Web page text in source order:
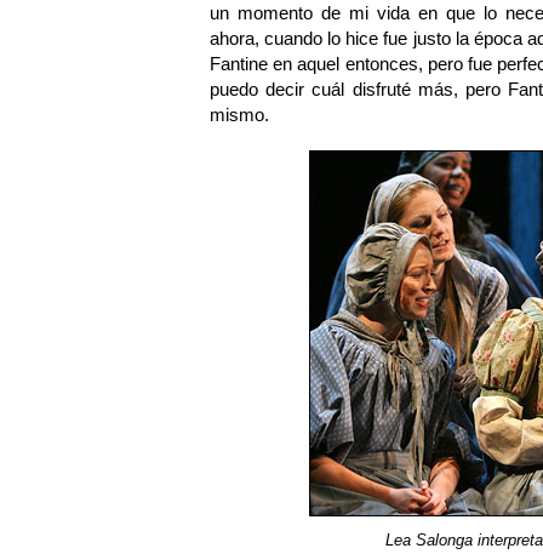
un momento de mi vida en que lo
ahora, cuando lo hice fue justo la época
Fantine en aquel entonces, pero fue
puedo decir cuál disfruté más, pero
mismo.
Lea Salonga